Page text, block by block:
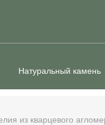
Натуральный камень
из кварцевого